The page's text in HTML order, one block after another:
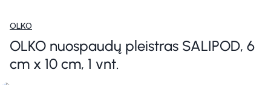
OLKO
OLKO nuospaudų pleistras SALIPOD, 6
cm x 10 cm, 1 vnt.